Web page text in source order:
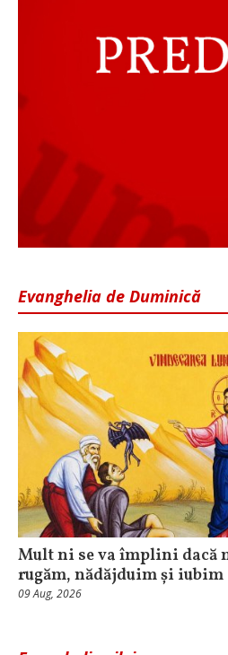
Evanghelia de Duminică
Mult ni se va împlini dacă
rugăm, nădăjduim și iubim
09 Aug, 2026